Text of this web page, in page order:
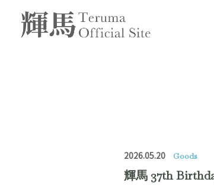
2026.05.20 Goods
輝馬 37th